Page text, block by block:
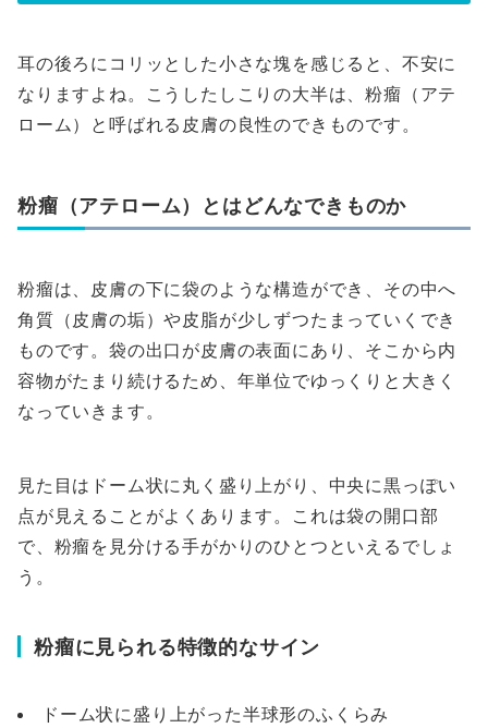
耳の後ろにコリッとした小さな塊を感じると、不安に
なりますよね。こうしたしこりの大半は、粉瘤（アテ
ローム）と呼ばれる皮膚の良性のできものです。
粉瘤（アテローム）とはどんなできものか
粉瘤は、皮膚の下に袋のような構造ができ、その中へ
角質（皮膚の垢）や皮脂が少しずつたまっていくでき
ものです。袋の出口が皮膚の表面にあり、そこから内
容物がたまり続けるため、年単位でゆっくりと大きく
なっていきます。
見た目はドーム状に丸く盛り上がり、中央に黒っぽい
点が見えることがよくあります。これは袋の開口部
で、粉瘤を見分ける手がかりのひとつといえるでしょ
う。
粉瘤に見られる特徴的なサイン
ドーム状に盛り上がった半球形のふくらみ